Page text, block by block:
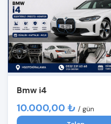
Bmw i4
10.000,00 ₺ / gün